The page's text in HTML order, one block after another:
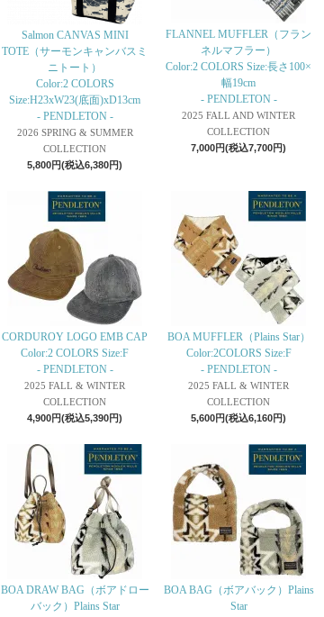
Salmon CANVAS MINI
TOTE（サーモンキャンバスミ
ニトート）
Color:2 COLORS
Size:H23xW23(底面)xD13cm
- PENDLETON -
2026 SPRING & SUMMER
COLLECTION
5,800円(税込6,380円)
FLANNEL MUFFLER（フラン
ネルマフラー）
Color:2 COLORS Size:長さ100×
幅19cm
- PENDLETON -
2025 FALL AND WINTER
COLLECTION
7,000円(税込7,700円)
CORDUROY LOGO EMB CAP
Color:2 COLORS Size:F
- PENDLETON -
2025 FALL & WINTER
COLLECTION
4,900円(税込5,390円)
BOA MUFFLER（Plains Star）
Color:2COLORS Size:F
- PENDLETON -
2025 FALL & WINTER
COLLECTION
5,600円(税込6,160円)
BOA DRAW BAG（ボアドロー
バック）Plains Star
BOA BAG（ボアバック）Plains
Star